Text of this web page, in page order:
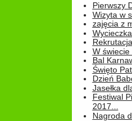
Pierwszy
Wizyta w
zajęcia z
W świecie
Bal
Święto
Dzień
Jasełka
Festiwal
2017...
Nagroda